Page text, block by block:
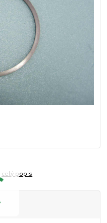
celý popis